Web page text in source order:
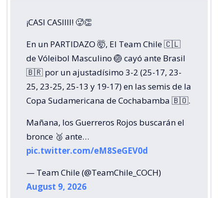
¡CASI CASIIII! 🥵👏
En un PARTIDAZO 🤯, El Team Chile 🇨🇱
de Vóleibol Masculino 🏐 cayó ante Brasil
🇧🇷 por un ajustadísimo 3-2 (25-17, 23-
25, 23-25, 25-13 y 19-17) en las semis de la
Copa Sudamericana de Cochabamba 🇧🇴.
Mañana, los Guerreros Rojos buscarán el
bronce 🥉 ante…
pic.twitter.com/eM8SeGEV0d
— Team Chile (@TeamChile_COCH)
August 9, 2026